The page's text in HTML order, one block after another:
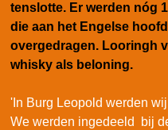
tenslotte. Er werden nóg
die aan het Engelse
overgedragen. Looringh
whisky als beloning.
'In Burg Leopold werden
We werden ingedeeld bij